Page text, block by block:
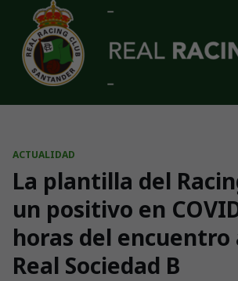
Skip to main content
ACTUALIDAD
La plantilla del
un positivo en
horas del encuentro
Real Sociedad B